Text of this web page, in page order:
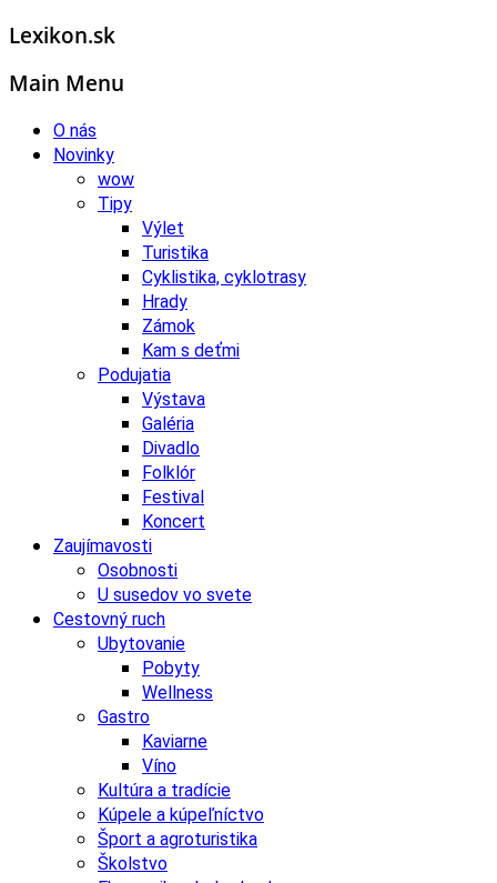
Lexikon.sk
Main Menu
O nás
Novinky
wow
Tipy
Výlet
Turistika
Cyklistika, cyklotrasy
Hrady
Zámok
Kam s deťmi
Podujatia
Výstava
Galéria
Divadlo
Folklór
Festival
Koncert
Zaujímavosti
Osobnosti
U susedov vo svete
Cestovný ruch
Ubytovanie
Pobyty
Wellness
Gastro
Kaviarne
Víno
Kultúra a tradície
Kúpele a kúpeľníctvo
Šport a agroturistika
Školstvo